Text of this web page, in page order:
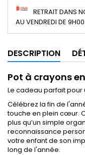
RETRAIT DANS
AU VENDREDI DE
DESCRIPTION
Pot à crayons
Le cadeau parfait pour
Célébrez la fin de
touche en plein cœur.
plus qu’un simple
reconnaissance
votre enfant de son
long de l'année.